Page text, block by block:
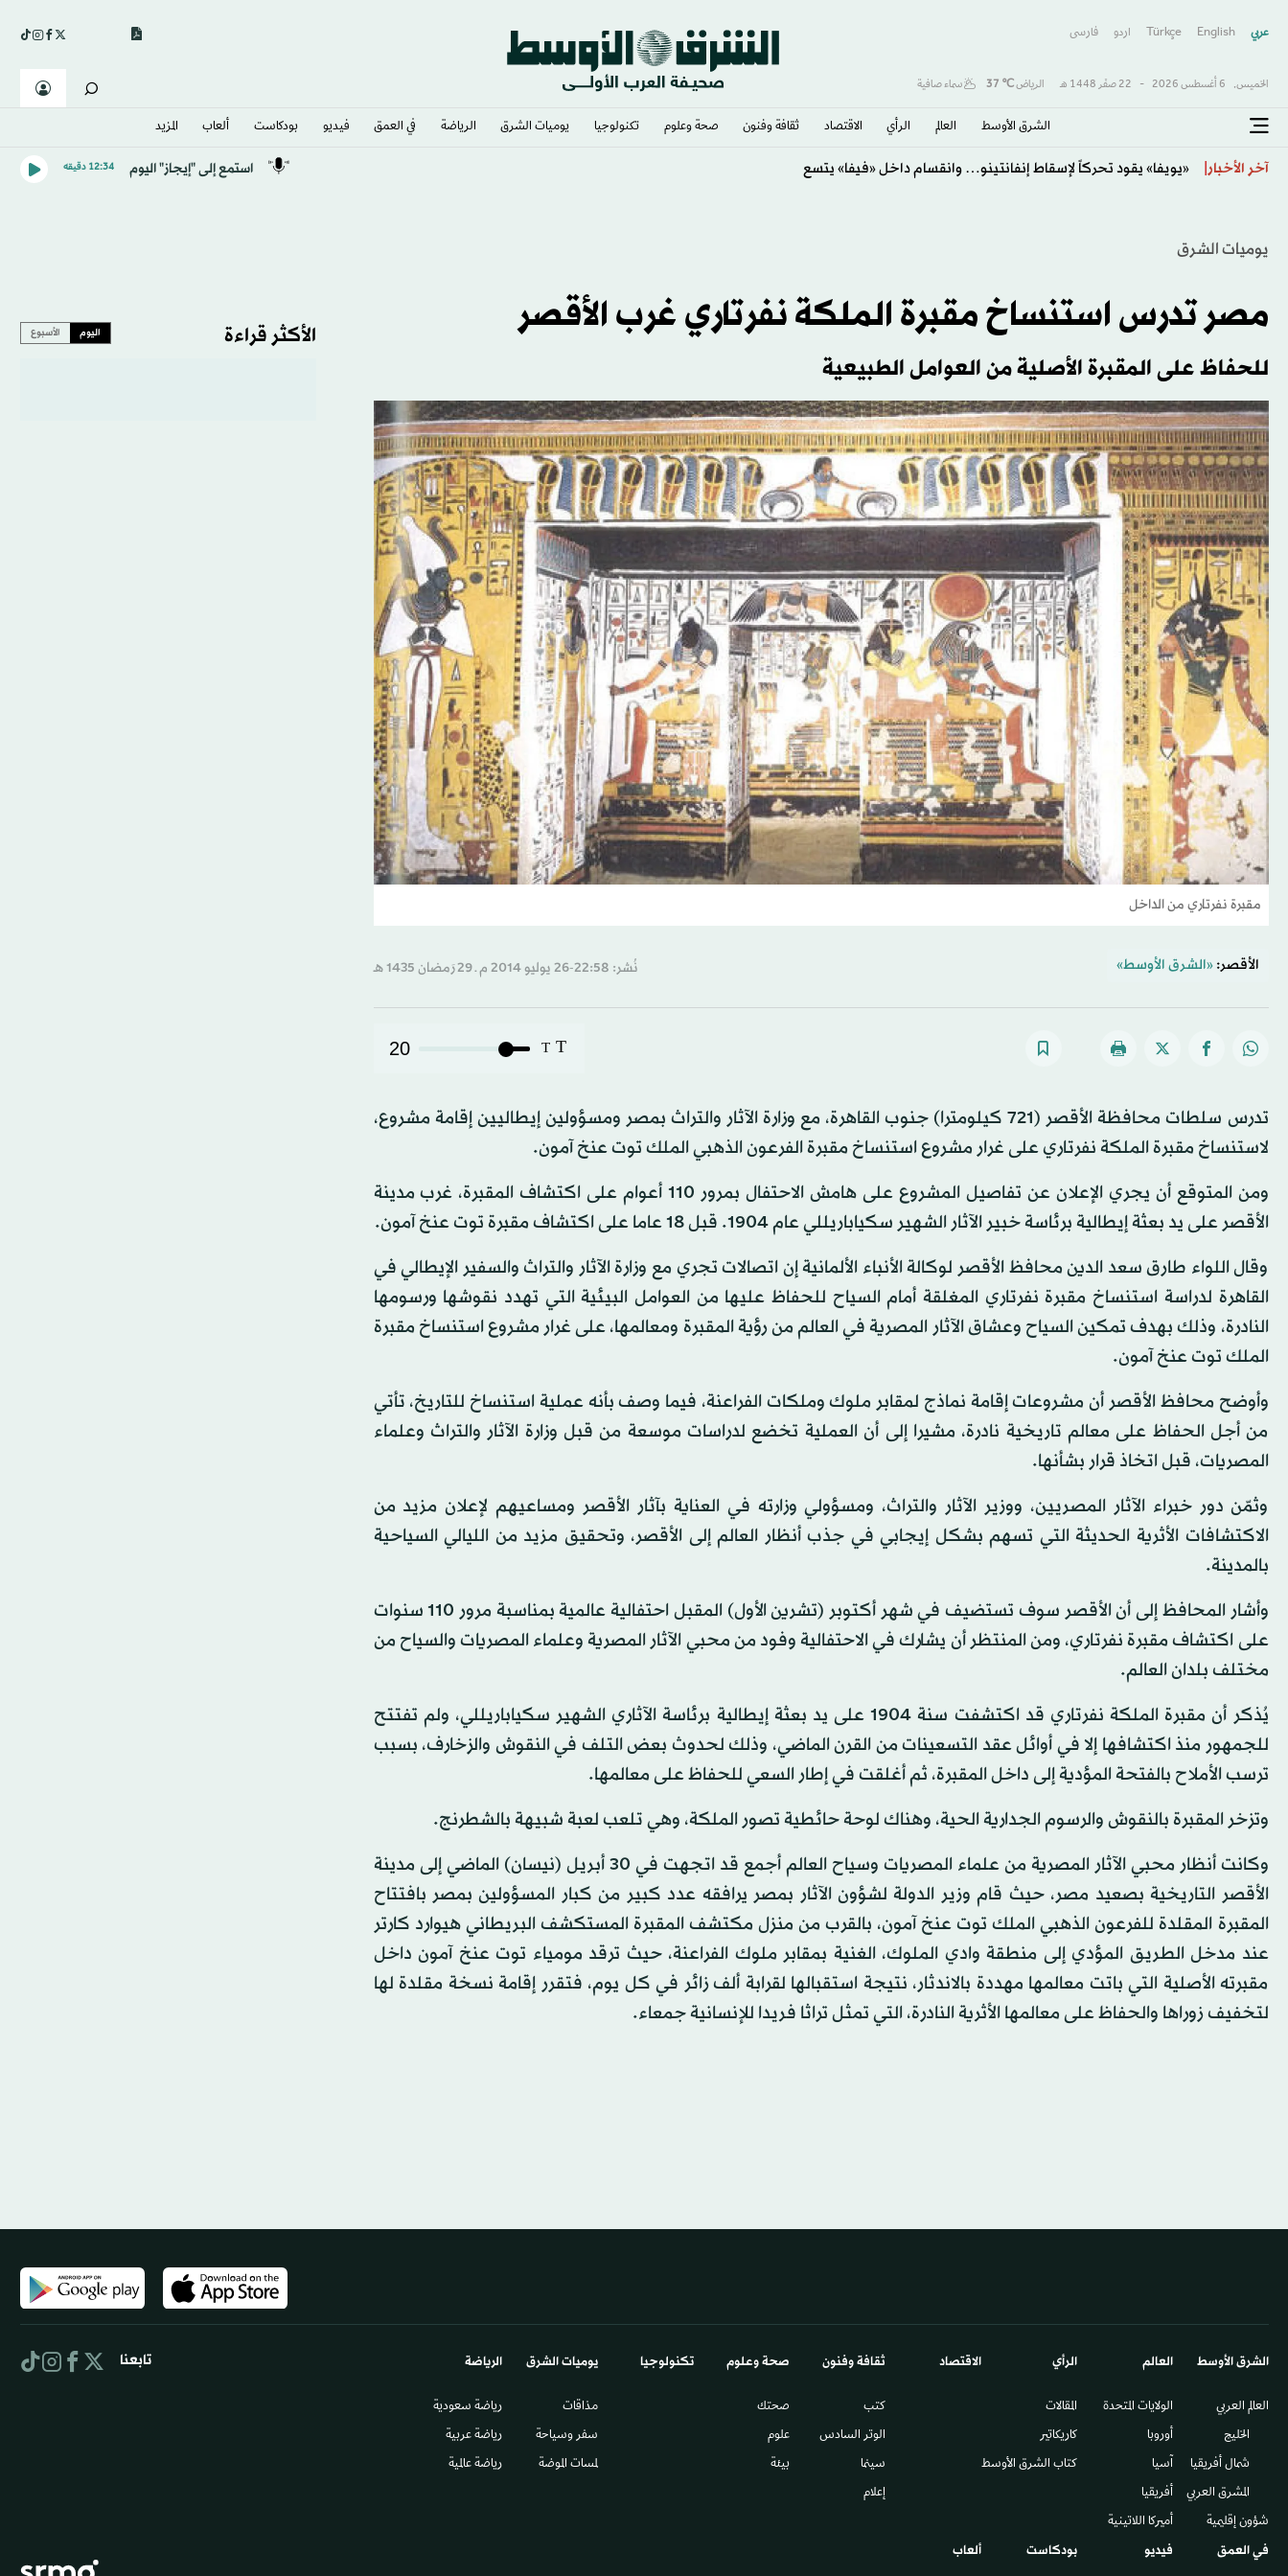
عربي English
Türkçe اردو فارسى
الخميس, 6 أغسطس 2026 - 22 صفَر 1448 هـ الرياض℃
37 سماء صافية
الشرق الأوسط​ العالم الرأي الاقتصاد ثقافة وفنون صحة وعلوم تكنولوجيا يوميات الشرق​ الرياضة في العمق فيديو بودكاست ألعاب المزيد
آخر الأخبار نيوم يوافق على إعارة لوتشيانو رودريغيز إلى كروزيرو البرازيلي استمع إلى "إيجاز" اليوم 12:34 دقيقه
يوميات الشرق
مصر تدرس استنساخ مقبرة الملكة نفرتاري غرب الأقصر
للحفاظ على المقبرة الأصلية من العوامل الطبيعية
مقبرة نفرتاري من الداخل
الأقصر: «الشرق الأوسط» نُشر: 22:58-26 يوليو 2014 م ـ 29 رَمضان 1435 هـ
T
T
20
تدرس سلطات محافظة الأقصر (721 كيلومترا) جنوب القاهرة، مع وزارة الآثار والتراث بمصر ومسؤولين إيطاليين إقامة مشروع،
لاستنساخ مقبرة الملكة نفرتاري على غرار مشروع استنساخ مقبرة الفرعون الذهبي الملك توت عنخ آمون.
ومن المتوقع أن يجري الإعلان عن تفاصيل المشروع على هامش الاحتفال بمرور 110 أعوام على اكتشاف المقبرة، غرب مدينة
الأقصر على يد بعثة إيطالية برئاسة خبير الآثار الشهير سكياباريللي عام 1904. قبل 18 عاما على اكتشاف مقبرة توت عنخ آمون.
وقال اللواء طارق سعد الدين محافظ الأقصر لوكالة الأنباء الألمانية إن اتصالات تجري مع وزارة الآثار والتراث والسفير الإيطالي في
القاهرة لدراسة استنساخ مقبرة نفرتاري المغلقة أمام السياح للحفاظ عليها من العوامل البيئية التي تهدد نقوشها ورسومها
النادرة، وذلك بهدف تمكين السياح وعشاق الآثار المصرية في العالم من رؤية المقبرة ومعالمها، على غرار مشروع استنساخ مقبرة
الملك توت عنخ آمون.
وأوضح محافظ الأقصر أن مشروعات إقامة نماذج لمقابر ملوك وملكات الفراعنة، فيما وصف بأنه عملية استنساخ للتاريخ، تأتي
من أجل الحفاظ على معالم تاريخية نادرة، مشيرا إلى أن العملية تخضع لدراسات موسعة من قبل وزارة الآثار والتراث وعلماء
المصريات، قبل اتخاذ قرار بشأنها.
وثمّن دور خبراء الآثار المصريين، ووزير الآثار والتراث، ومسؤولي وزارته في العناية بآثار الأقصر ومساعيهم لإعلان مزيد من
الاكتشافات الأثرية الحديثة التي تسهم بشكل إيجابي في جذب أنظار العالم إلى الأقصر، وتحقيق مزيد من الليالي السياحية
بالمدينة.
وأشار المحافظ إلى أن الأقصر سوف تستضيف في شهر أكتوبر (تشرين الأول) المقبل احتفالية عالمية بمناسبة مرور 110 سنوات
على اكتشاف مقبرة نفرتاري، ومن المنتظر أن يشارك في الاحتفالية وفود من محبي الآثار المصرية وعلماء المصريات والسياح من
مختلف بلدان العالم.
يُذكر أن مقبرة الملكة نفرتاري قد اكتشفت سنة 1904 على يد بعثة إيطالية برئاسة الآثاري الشهير سكياباريللي، ولم تفتتح
للجمهور منذ اكتشافها إلا في أوائل عقد التسعينات من القرن الماضي، وذلك لحدوث بعض التلف في النقوش والزخارف، بسبب
ترسب الأملاح بالفتحة المؤدية إلى داخل المقبرة، ثم أغلقت في إطار السعي للحفاظ على معالمها.
وتزخر المقبرة بالنقوش والرسوم الجدارية الحية، وهناك لوحة حائطية تصور الملكة، وهي تلعب لعبة شبيهة بالشطرنج.
وكانت أنظار محبي الآثار المصرية من علماء المصريات وسياح العالم أجمع قد اتجهت في 30 أبريل (نيسان) الماضي إلى مدينة
الأقصر التاريخية بصعيد مصر، حيث قام وزير الدولة لشؤون الآثار بمصر يرافقه عدد كبير من كبار المسؤولين بمصر بافتتاح
المقبرة المقلدة للفرعون الذهبي الملك توت عنخ آمون، بالقرب من منزل مكتشف المقبرة المستكشف البريطاني هيوارد كارتر
عند مدخل الطريق المؤدي إلى منطقة وادي الملوك، الغنية بمقابر ملوك الفراعنة، حيث ترقد مومياء توت عنخ آمون داخل
مقبرته الأصلية التي باتت معالمها مهددة بالاندثار، نتيجة استقبالها لقرابة ألف زائر في كل يوم، فتقرر إقامة نسخة مقلدة لها
لتخفيف زوراها والحفاظ على معالمها الأثرية النادرة، التي تمثل تراثا فريدا للإنسانية جمعاء.
الأكثر قراءة اليوم الأسبوع
الشرق الأوسط​
العالم العربي
الخليج
شمال أفريقيا
المشرق العربي
شؤون إقليمية
العالم
الولايات المتحدة
أوروبا
آسيا
أفريقيا
أميركا اللاتينية
الرأي
المقالات
كاريكاتير
كتاب الشرق الأوسط
الاقتصاد ثقافة وفنون
كتب
الوتر السادس​
سينما
إعلام
صحة وعلوم
صحتك
علوم
بيئة
تكنولوجيا يوميات الشرق​
مذاقات
سفر وسياحة
لمسات الموضة
الرياضة
رياضة سعودية
رياضة عربية
رياضة عالمية
في العمق فيديو بودكاست ألعاب
تابعنا